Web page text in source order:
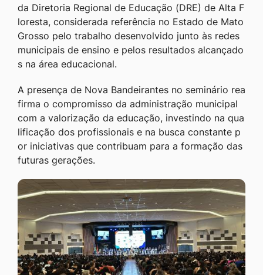
da Diretoria Regional de Educação (DRE) de Alta F
loresta, considerada referência no Estado de Mato
Grosso pelo trabalho desenvolvido junto às redes
municipais de ensino e pelos resultados alcançado
s na área educacional.
A presença de Nova Bandeirantes no seminário rea
firma o compromisso da administração municipal
com a valorização da educação, investindo na qua
lificação dos profissionais e na busca constante p
or iniciativas que contribuam para a formação das
futuras gerações.